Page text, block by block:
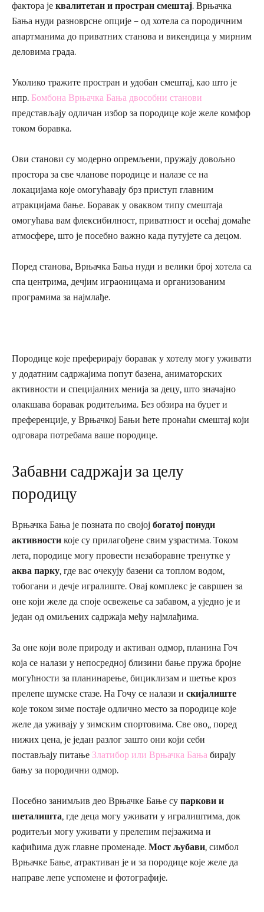
фактора је квалитетан и простран смештај. Врњачка
Бања нуди разноврсне опције – од хотела са породичним
апартманима до приватних станова и викендица у мирним
деловима града.
Уколико тражите простран и удобан смештај, као што је
нпр. Бомбона Врњачка Бања двособни станови
представљају одличан избор за породице које желе комфор
током боравка.
Ови станови су модерно опремљени, пружају довољно
простора за све чланове породице и налазе се на
локацијама које омогућавају брз приступ главним
атракцијама бање. Боравак у оваквом типу смештаја
омогућава вам флексибилност, приватност и осећај домаће
атмосфере, што је посебно важно када путујете са децом.
Поред станова, Врњачка Бања нуди и велики број хотела са
спа центрима, дечјим играоницама и организованим
програмима за најмлађе.
Породице које преферирају боравак у хотелу могу уживати
у додатним садржајима попут базена, аниматорских
активности и специјалних менија за децу, што значајно
олакшава боравак родитељима. Без обзира на буџет и
преференције, у Врњачкој Бањи ћете пронаћи смештај који
одговара потребама ваше породице.
Забавни садржаји за целу
породицу
Врњачка Бања је позната по својој богатој понуди
активности које су прилагођене свим узрастима. Током
лета, породице могу провести незаборавне тренутке у
аква парку, где вас очекују базени са топлом водом,
тобогани и дечје игралиште. Овај комплекс је савршен за
оне који желе да споје освежење са забавом, а уједно је и
један од омиљених садржаја међу најмлађима.
За оне који воле природу и активан одмор, планина Гоч
која се налази у непосредној близини бање пружа бројне
могућности за планинарење, бициклизам и шетње кроз
прелепе шумске стазе. На Гочу се налази и скијалиште
које током зиме постаје одлично место за породице које
желе да уживају у зимским спортовима. Све ово,, поред
нижих цена, је један разлог зашто они који себи
постављају питање Златибор или Врњачка Бања бирају
бању за породични одмор.
Посебно занимљив део Врњачке Бање су паркови и
шеталишта, где деца могу уживати у игралиштима, док
родитељи могу уживати у прелепим пејзажима и
кафићима дуж главне променаде. Мост љубави, симбол
Врњачке Бање, атрактиван је и за породице које желе да
направе лепе успомене и фотографије.